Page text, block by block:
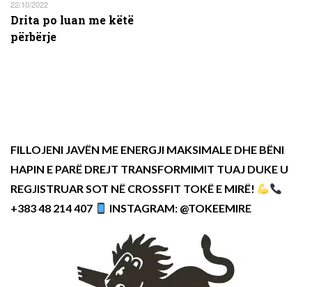
22/10/2022
Drita po luan me këtë
përbërje
FILLOJENI JAVËN ME ENERGJI MAKSIMALE DHE BËNI
HAPIN E PARË DREJT TRANSFORMIMIT TUAJ DUKE U
REGJISTRUAR SOT NË CROSSFIT TOKË E MIRË!
+383 48 214 407
INSTAGRAM: @TOKEEMIRE